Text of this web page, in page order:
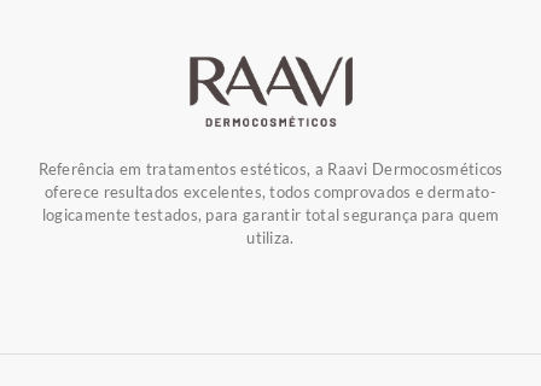
Referência em tratamentos estéticos, a Raavi Dermocosméticos
oferece resultados excelentes, todos comprovados e dermato-
logicamente testados, para garantir total segurança para quem
utiliza.